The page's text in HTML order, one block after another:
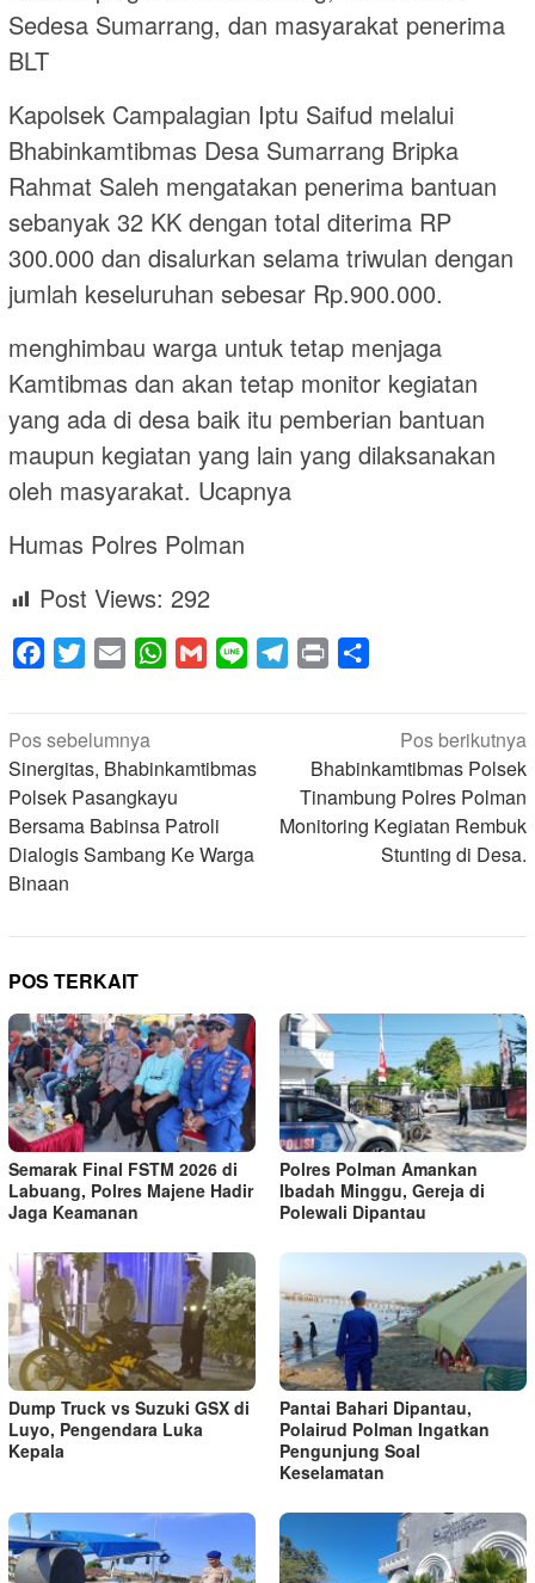
Sedesa Sumarrang, dan masyarakat penerima
BLT
Kapolsek Campalagian Iptu Saifud melalui
Bhabinkamtibmas Desa Sumarrang Bripka
Rahmat Saleh mengatakan penerima bantuan
sebanyak 32 KK dengan total diterima RP
300.000 dan disalurkan selama triwulan dengan
jumlah keseluruhan sebesar Rp.900.000.
menghimbau warga untuk tetap menjaga
Kamtibmas dan akan tetap monitor kegiatan
yang ada di desa baik itu pemberian bantuan
maupun kegiatan yang lain yang dilaksanakan
oleh masyarakat. Ucapnya
Humas Polres Polman
Post Views: 292
Facebook
Twitter Email WhatsApp
Gmail Line Telegram
Print
Navigasi
pos
Pos sebelumnya
Sinergitas, Bhabinkamtibmas
Polsek Pasangkayu
Bersama Babinsa Patroli
Dialogis Sambang Ke Warga
Binaan
Pos berikutnya
Bhabinkamtibmas Polsek
Tinambung Polres Polman
Monitoring Kegiatan Rembuk
Stunting di Desa.
POS TERKAIT
Semarak Final FSTM 2026 di
Labuang, Polres Majene Hadir
Jaga Keamanan
Polres Polman Amankan
Ibadah Minggu, Gereja di
Polewali Dipantau
Dump Truck vs Suzuki GSX di
Luyo, Pengendara Luka
Kepala
Pantai Bahari Dipantau,
Polairud Polman Ingatkan
Pengunjung Soal
Keselamatan